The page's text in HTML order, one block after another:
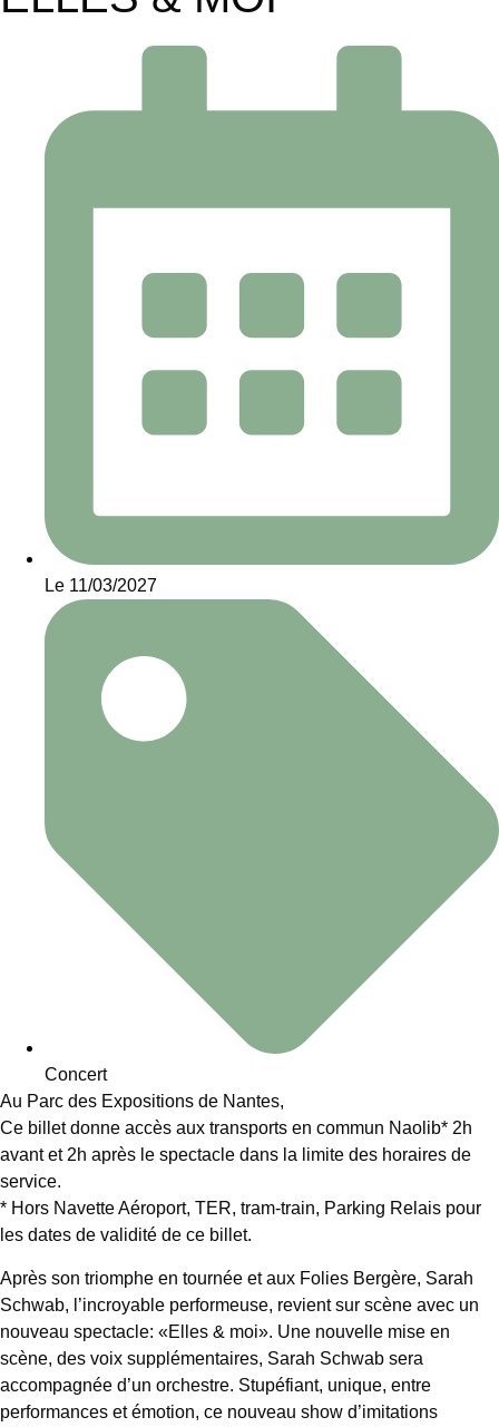
Le 11/03/2027
Concert
Au Parc des Expositions de Nantes,
Ce billet donne accès aux transports en commun Naolib* 2h
avant et 2h après le spectacle dans la limite des horaires de
service.
* Hors Navette Aéroport, TER, tram-train, Parking Relais pour
les dates de validité de ce billet.
Après son triomphe en tournée et aux Folies Bergère, Sarah
Schwab, l’incroyable performeuse, revient sur scène avec un
nouveau spectacle: «Elles & moi». Une nouvelle mise en
scène, des voix supplémentaires, Sarah Schwab sera
accompagnée d’un orchestre. Stupéfiant, unique, entre
performances et émotion, ce nouveau show d’imitations